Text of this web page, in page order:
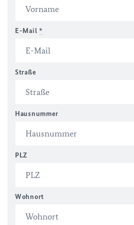
E-Mail *
Straße
Hausnummer
PLZ
Wohnort